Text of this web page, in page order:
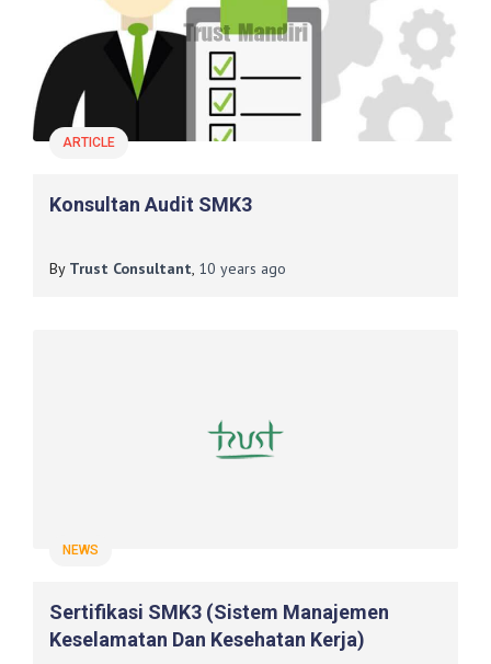
ARTICLE
Konsultan Audit SMK3
By Trust Consultant, 10 years ago
NEWS
Sertifikasi SMK3 (Sistem Manajemen
Keselamatan Dan Kesehatan Kerja)